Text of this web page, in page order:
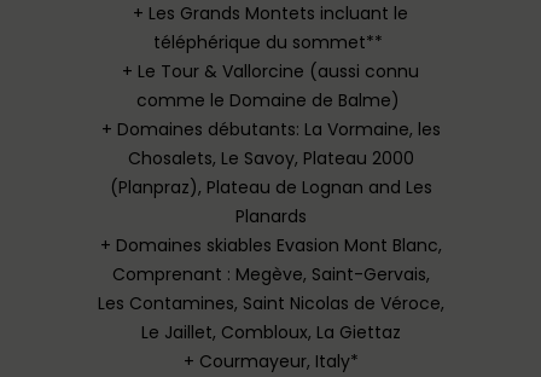
+ Les Grands Montets incluant le
téléphérique du sommet**
+ Le Tour & Vallorcine (aussi connu
comme le Domaine de Balme)
+ Domaines débutants: La Vormaine, les
Chosalets, Le Savoy, Plateau 2000
(Planpraz), Plateau de Lognan and Les
Planards
+ Domaines skiables Evasion Mont Blanc,
Comprenant : Megève, Saint-Gervais,
Les Contamines, Saint Nicolas de Véroce,
Le Jaillet, Combloux, La Giettaz
+ Courmayeur, Italy*